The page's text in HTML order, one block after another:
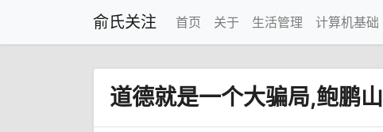
俞氏关注 首页 关于 生活管理 计算机基础
道德就是一个大骗局,鲍鹏山